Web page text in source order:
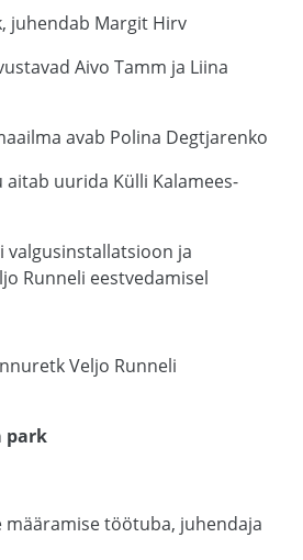
juhendab Margit Hirv
Aivo Tamm ja Liina
avab Polina Degtjarenko
aitab uurida Külli Kalamees-
valgusinstallatsioon ja
Runneli eestvedamisel
Veljo Runneli
park
määramise töötuba, juhendaja